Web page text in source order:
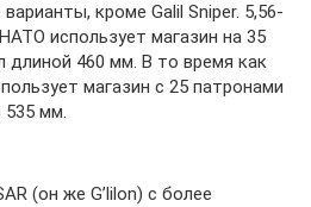
кроме Galil Sniper. 5,56-
использует магазин на 35
длиной 460 мм. В то время как
магазин с 25 патронами
мм.
(он же G’lilon) с более